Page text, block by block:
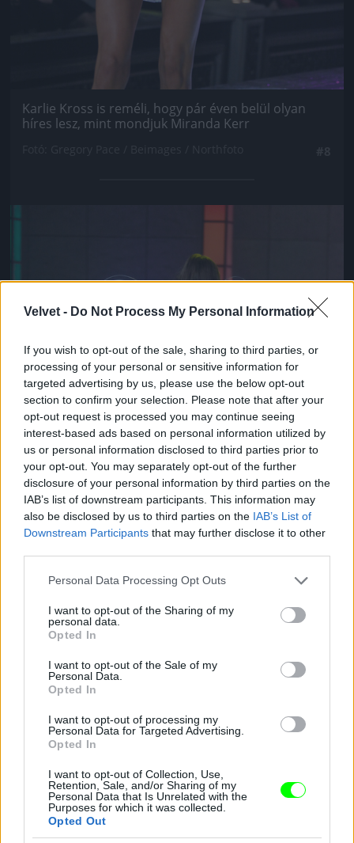
Velvet - Do Not Process My Personal Information
If you wish to opt-out of the sale, sharing to third parties, or
processing of your personal or sensitive information for
targeted advertising by us, please use the below opt-out
section to confirm your selection. Please note that after your
opt-out request is processed you may continue seeing
interest-based ads based on personal information utilized by
us or personal information disclosed to third parties prior to
your opt-out. You may separately opt-out of the further
disclosure of your personal information by third parties on the
IAB’s list of downstream participants. This information may
also be disclosed by us to third parties on the IAB’s List of
Downstream Participants that may further disclose it to other
Please note that this website/app uses one or more Google
not limited to your visit or usage behaviour. You may click to
grant or deny consent to Google and its third-party tags to
use your data for below specified purposes in below Google
consent section.
Personal Data Processing Opt Outs
I want to opt-out of the Sharing of my
personal data.
Opted In
I want to opt-out of the Sale of my
Personal Data.
Opted In
I want to opt-out of processing my
Personal Data for Targeted Advertising.
Opted In
I want to opt-out of Collection, Use,
Retention, Sale, and/or Sharing of my
Personal Data that Is Unrelated with the
Purposes for which it was collected.
Opted Out
Karlie Kross is reméli, hogy pár éven belül olyan
híres lesz, mint mondjuk Miranda Kerr
Jön még kép!
Ez a csillogó izé mindenesetre meglepően sokat
takar a fenekéből
Fotó: Gregory Pace / Beimages / Northfoto